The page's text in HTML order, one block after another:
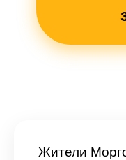
Жители